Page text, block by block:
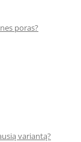
poras?
variantą?